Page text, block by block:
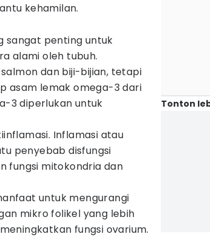
kehamilan.
sangat penting untuk
alami oleh tubuh.
dan biji-bijian, tetapi
asam lemak omega-3 dari
3 diperlukan untuk
Inflamasi atau
penyebab disfungsi
fungsi mitokondria dan
untuk mengurangi
mikro folikel yang lebih
fungsi ovarium.
Tonton